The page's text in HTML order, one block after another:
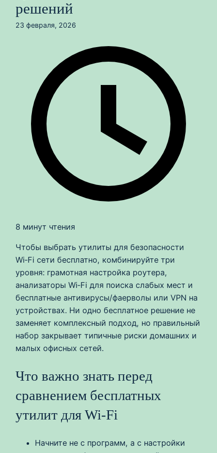
решений
23 февраля, 2026
8 минут чтения
Чтобы выбрать утилиты для безопасности
Wi‑Fi сети бесплатно, комбинируйте три
уровня: грамотная настройка роутера,
анализаторы Wi‑Fi для поиска слабых мест и
бесплатные антивирусы/фаерволы или VPN на
устройствах. Ни одно бесплатное решение не
заменяет комплексный подход, но правильный
набор закрывает типичные риски домашних и
малых офисных сетей.
Что важно знать перед
сравнением бесплатных
утилит для Wi‑Fi
Начните не с программ, а с настройки